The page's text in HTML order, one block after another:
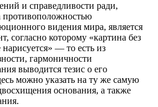
и справедливости ради,
противоположностью
видения мира, является
согласно которому «картина без
— то есть из
гармоничности
выводится тезис о его
можно указать на ту же самую
основания, а также